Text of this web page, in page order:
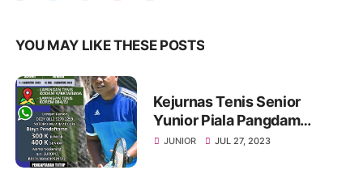
YOU MAY LIKE THESE POSTS
Kejurnas Tenis Senior
Yunior Piala Pangdam
V/Brawijaya
JUNIOR JUL 27, 2023